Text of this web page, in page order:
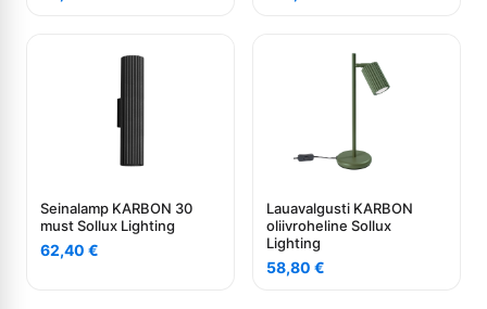
Seinalamp KARBON 30
must Sollux Lighting
62,40 €
Lauavalgusti KARBON
oliivroheline Sollux
Lighting
58,80 €